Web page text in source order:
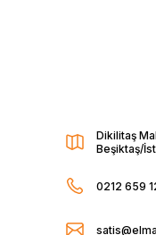
Dikilitaş
Beşiktaş/
0212 659